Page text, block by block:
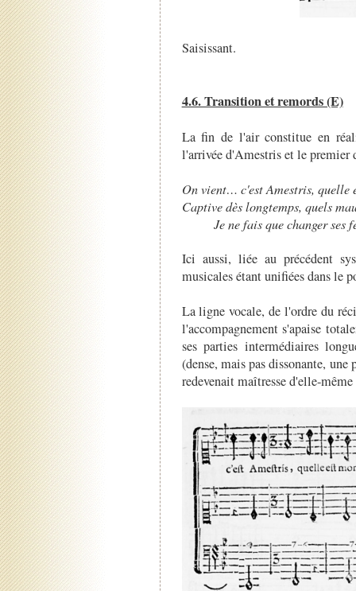
Saisissant.
4.6. Transition et remords (E)
La fin de l'air constitue en
l'arrivée d'Amestris et le premier
On vient… c'est Amestris, quelle
Captive dès longtemps, quels
Je ne fais que changer ses
Ici aussi, liée au précédent
musicales étant unifiées dans le
La ligne vocale, de l'ordre du
l'accompagnement s'apaise
ses parties intermédiaires
(dense, mais pas dissonante,
redevenait maîtresse d'elle-